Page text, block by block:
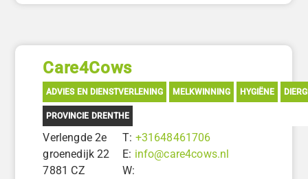
Care4Cows
ADVIES EN DIENSTVERLENING MELKWINNING HYGIËNE
PROVINCIE DRENTHE
Verlengde 2e
groenedijk 22
7881 CZ
T: +31648461706
E: info@care4cows.nl
W: